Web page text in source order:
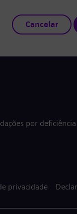
Cancelar
por deficiência
privacidade